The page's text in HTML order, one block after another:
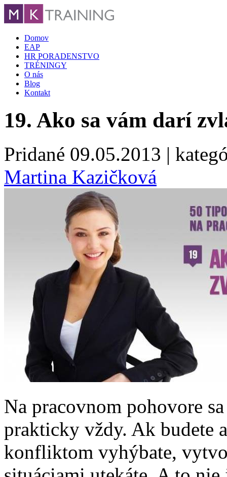
Domov
EAP
HR PORADENSTVO
TRÉNINGY
O nás
Blog
Kontakt
19. Ako sa vám darí
Pridané 09.05.2013 |
Martina Kazičková
Na pracovnom pohovore
prakticky vždy. Ak budete
konfliktom vyhýbate,